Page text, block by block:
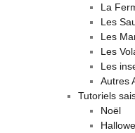
La
Les
Les
Les
Les
Autres
Tutoriels
Noël